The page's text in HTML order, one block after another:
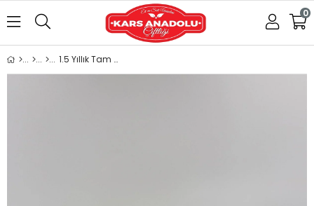
0
1.5 Yıllık Tam Yağlı Eski Kaşar 13 KĞ